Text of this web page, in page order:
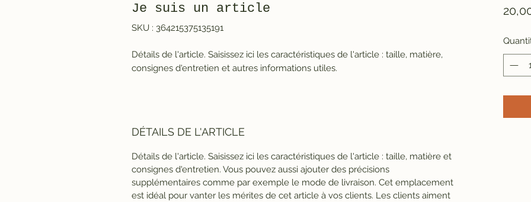
Je suis un article
SKU : 364215375135191
Détails de l'article. Saisissez ici les caractéristiques de l'article : taille, matière,
consignes d'entretien et autres informations utiles.
DÉTAILS DE L'ARTICLE
Détails de l'article. Saisissez ici les caractéristiques de l'article : taille, matière et
consignes d'entretien. Vous pouvez aussi ajouter des précisions
supplémentaires comme par exemple le mode de livraison. Cet emplacement
est idéal pour vanter les mérites de cet article à vos clients. Les clients aiment